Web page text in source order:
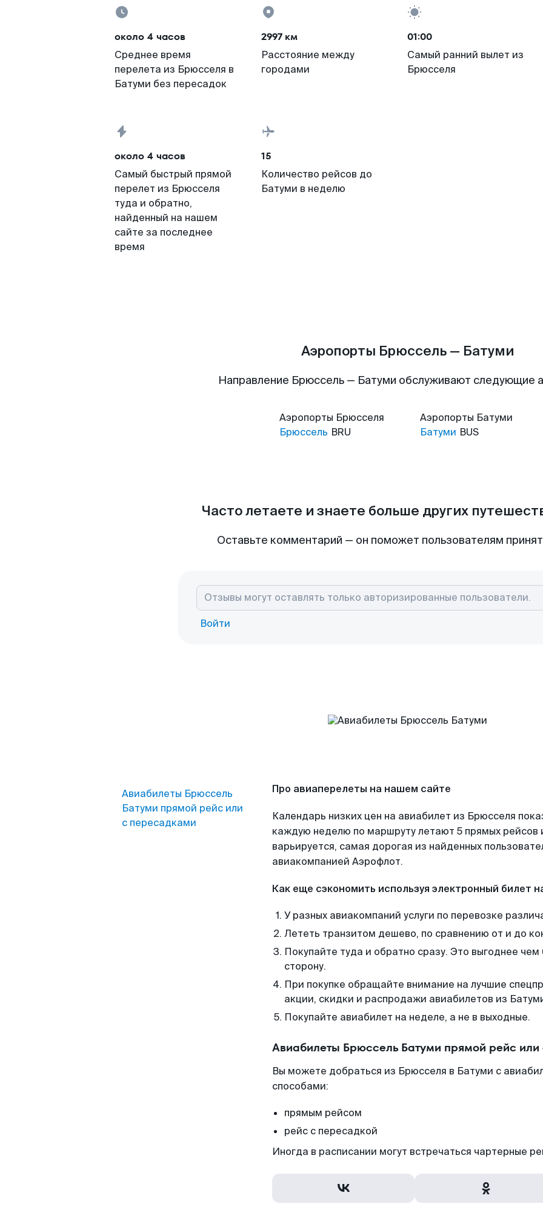
около 4 часов
Среднее время
перелета из Брюсселя в
Батуми без пересадок
2997 км
Расстояние между
городами
01:00
Самый ранний вылет из
Брюсселя
около 4 часов
Самый быстрый прямой
перелет из Брюсселя
туда и обратно,
найденный на нашем
сайте за последнее
время
15
Количество рейсов до
Батуми в неделю
Аэропорты Брюссель — Батуми
Направление Брюссель — Батуми обслуживают следующие
Аэропорты Брюсселя
Брюссель BRU
Аэропорты Батуми
Батуми BUS
Часто летаете и знаете больше других
Оставьте комментарий — он поможет пользователям
Войти
Авиабилеты Брюссель
Батуми прямой рейс или
с пересадками
Про авиаперелеты на нашем сайте
Календарь низких цен на авиабилет из Брюсселя
каждую неделю по маршруту летают 5 прямых рейсов
варьируется, самая дорогая из найденных
авиакомпанией Аэрофлот.
Как еще сэкономить используя электронный билет
У разных авиакомпаний услуги по перевозке
Лететь транзитом дешево, по сравнению от и до
Покупайте туда и обратно сразу. Это выгоднее
сторону.
При покупке обращайте внимание на лучшие
акции, скидки и распродажи авиабилетов из
Покупайте авиабилет на неделе, а не в выходные.
Авиабилеты Брюссель Батуми прямой рейс
Вы можете добраться из Брюсселя в Батуми с
способами:
прямым рейсом
рейс с пересадкой
Иногда в расписании могут встречаться чартерные